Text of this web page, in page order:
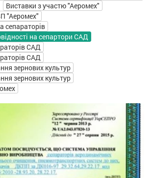
Виставки з участю "Аеромех"
"Аеромех"
сепараторів
на сепартори САД
САД
САД
зернових культур
зернових культур